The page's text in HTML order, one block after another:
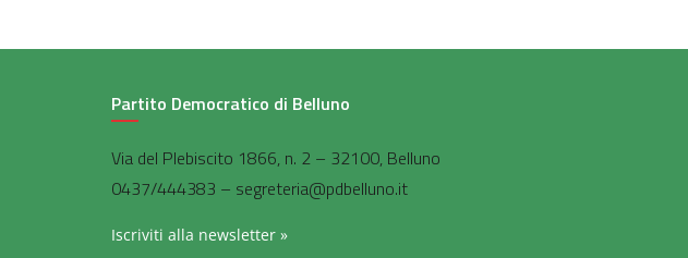
Partito Democratico di Belluno
Via del Plebiscito 1866, n. 2 – 32100, Belluno
0437/444383 – segreteria@pdbelluno.it
Iscriviti alla newsletter »